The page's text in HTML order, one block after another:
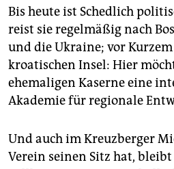
Bis heute ist Schedlich
reist sie regelmäßig nach
und die Ukraine; vor
kroatischen Insel: Hier
ehemaligen Kaserne eine
Akademie für regionale
Und auch im Kreuzberger
Verein seinen Sitz hat,